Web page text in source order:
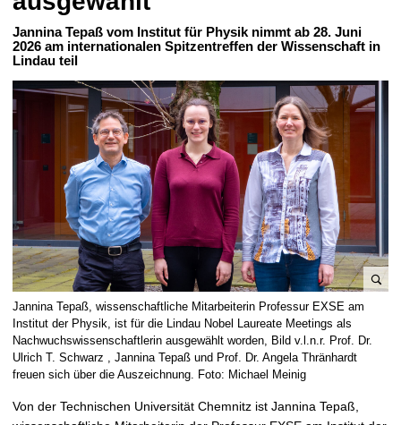
Jannina Tepaß vom Institut für Physik nimmt ab 28. Juni
2026 am internationalen Spitzentreffen der Wissenschaft in
Lindau teil
B
i
l
d
v
e
Jannina Tepaß, wissenschaftliche Mitarbeiterin Professur EXSE am
Institut der Physik, ist für die Lindau Nobel Laureate Meetings als
Nachwuchswissenschaftlerin ausgewählt worden, Bild v.l.n.r. Prof. Dr.
Ulrich T. Schwarz , Jannina Tepaß und Prof. Dr. Angela Thränhardt
freuen sich über die Auszeichnung. Foto: Michael Meinig
Von der Technischen Universität Chemnitz ist Jannina Tepaß,